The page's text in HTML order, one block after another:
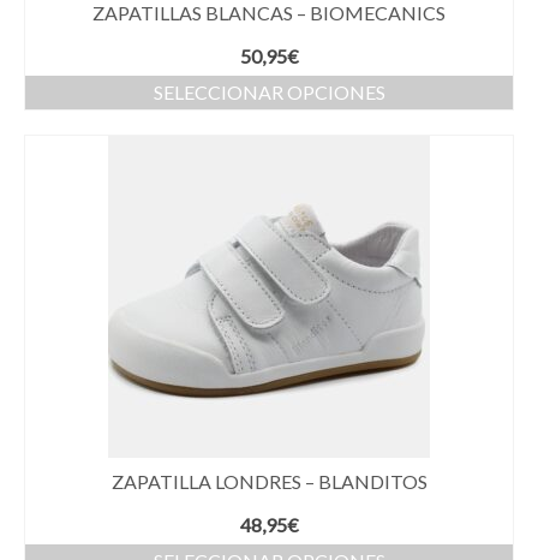
ZAPATILLAS BLANCAS – BIOMECANICS
50,95€
SELECCIONAR OPCIONES
ZAPATILLA LONDRES – BLANDITOS
48,95€